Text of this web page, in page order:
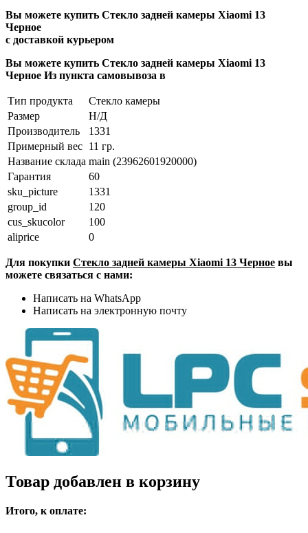
Вы можете купить Стекло задней камеры Xiaomi 13
Черное
с доставкой курьером
Вы можете купить Стекло задней камеры Xiaomi 13
Черное Из пункта самовывоза в
Тип продукта
Стекло камеры
Размер
Н/Д
Производитель
1331
Примерный вес 11 гр.
Название склада main (23962601920000)
Гарантия
60
sku_picture
1331
group_id
120
cus_skucolor
100
aliprice
0
Для покупки Стекло задней камеры Xiaomi 13 Черное вы
можете связаться с нами:
Написать на WhatsApp
Написать на электронную почту
Товар добавлен в корзину
Итого, к оплате: